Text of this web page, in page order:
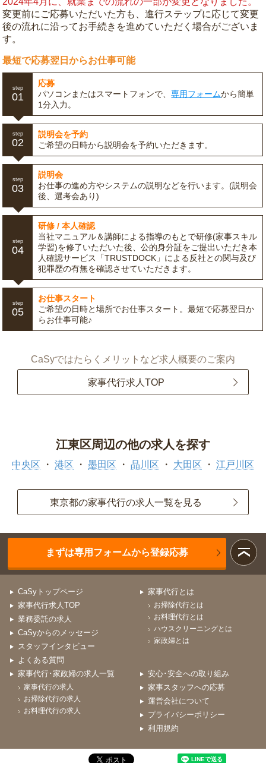
変更前にご応募いただいた方も、進行ステップに応じて変更
後の流れに沿ってお手続きを進めていただく場合がございま
す。
最短で応募翌日からお仕事可能
step
01
応募
パソコンまたはスマートフォンで、専用フォームから簡単
1分入力。
step
02
説明会を予約
ご希望の日時から説明会を予約いただきます。
step
03
説明会
お仕事の進め方やシステムの説明などを行います。(説明会
後、選考会あり)
step
04
研修 / 本人確認
当社マニュアル＆講師による指導のもとで研修(家事スキル
学習)を修了いただいた後、公的身分証をご提出いただき本
人確認サービス「TRUSTDOCK」による反社との関与及び
犯罪歴の有無を確認させていただきます。
step
05
お仕事スタート
ご希望の日時と場所でお仕事スタート。最短で応募翌日か
らお仕事可能♪
CaSyではたらくメリットなど求人概要のご案内
家事代行求人TOP
江東区周辺の他の求人を探す
中央区 港区 墨田区 品川区 大田区 江戸川区
東京都の家事代行の求人一覧を見る
まずは専用フォームから登録応募
CaSyトップページ
家事代行求人TOP
業務委託の求人
CaSyからのメッセージ
スタッフインタビュー
よくある質問
家事代行とは
お掃除代行とは
お料理代行とは
ハウスクリーニングとは
家政婦とは
家事代行･家政婦の求人一覧
家事代行の求人
お掃除代行の求人
お料理代行の求人
安心･安全への取り組み
家事スタッフへの応募
運営会社について
プライバシーポリシー
利用規約